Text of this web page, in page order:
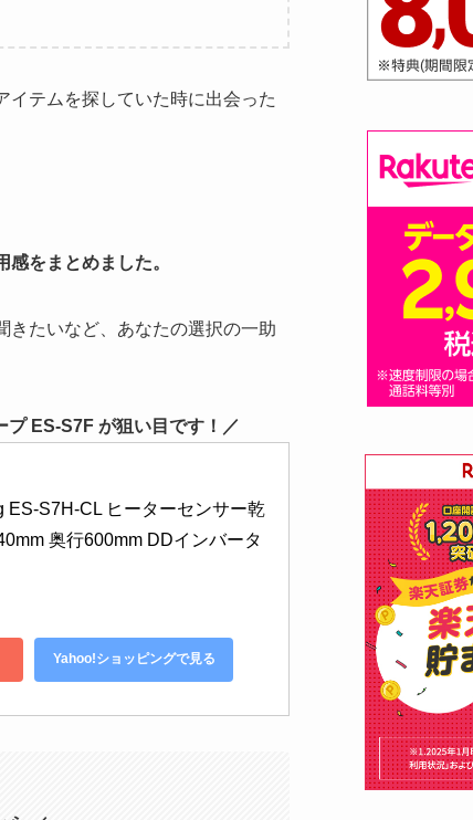
イテムを探していた時に出会った
をまとめました。
きたいなど、あなたの選択の一助
ES-S7F が狙い目です！／
ES-S7H-CL ヒーターセンサー乾
奥行600mm DDインバータ
Yahoo!ショッピングで見る